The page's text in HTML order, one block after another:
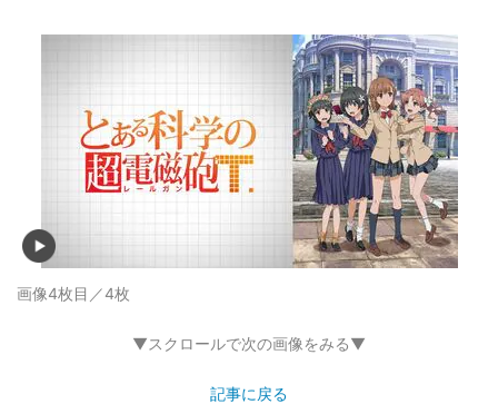
画像4枚目／4枚
▼スクロールで次の画像をみる▼
記事に戻る